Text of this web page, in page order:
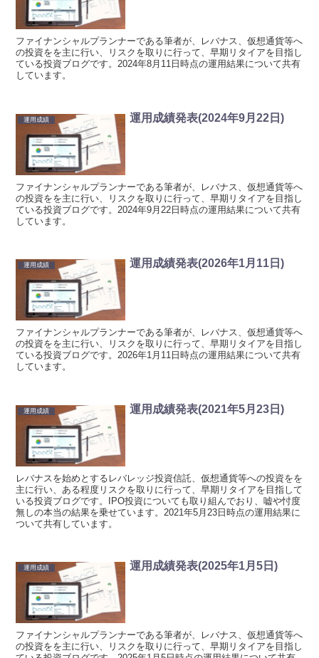
ファイナンシャルプランナーである筆者が、レバナス、仮想通貨等へ
の投資をを主に行い、リスクを取りに行って、早期リタイアを目指し
ている投資ブログです。2024年8月11日時点の運用結果について共有
しています。
運用成績 運用成績発表(2024年9月22日)
ファイナンシャルプランナーである筆者が、レバナス、仮想通貨等へ
の投資をを主に行い、リスクを取りに行って、早期リタイアを目指し
ている投資ブログです。2024年9月22日時点の運用結果について共有
しています。
運用成績 運用成績発表(2026年1月11日)
ファイナンシャルプランナーである筆者が、レバナス、仮想通貨等へ
の投資をを主に行い、リスクを取りに行って、早期リタイアを目指し
ている投資ブログです。2026年1月11日時点の運用結果について共有
しています。
運用成績 運用成績発表(2021年5月23日)
レバナスを始めとするレバレッジ投資信託、仮想通貨等への投資をを
主に行い、ある程度リスクを取りに行って、早期リタイアを目指して
いる投資ブログです。IPO投資についても取り組んでおり、嘘や忖度
無しの本当の結果を乗せています。2021年5月23日時点の運用結果に
ついて共有しています。
運用成績 運用成績発表(2025年1月5日)
ファイナンシャルプランナーである筆者が、レバナス、仮想通貨等へ
の投資をを主に行い、リスクを取りに行って、早期リタイアを目指し